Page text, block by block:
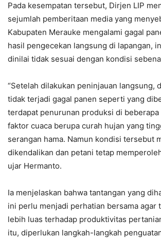
Pada kesempatan tersebut, Dirjen LIP
sejumlah pemberitaan media yang
Kabupaten Merauke mengalami gagal
hasil pengecekan langsung di lapangan,
dinilai tidak sesuai dengan kondisi
“Setelah dilakukan peninjauan langsung,
tidak terjadi gagal panen seperti yang
terdapat penurunan produksi di beberapa
faktor cuaca berupa curah hujan yang
serangan hama. Namun kondisi tersebut
dikendalikan dan petani tetap
ujar Hermanto.
Ia menjelaskan bahwa tantangan yang
ini perlu menjadi perhatian bersama agar
lebih luas terhadap produktivitas
itu, diperlukan langkah-langkah